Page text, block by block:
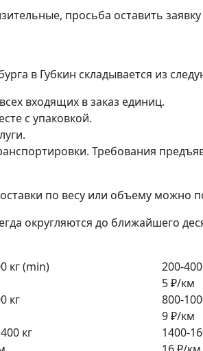
просьба оставить
в Губкин складывается из
входящих в заказ единиц.
с упаковкой.
Требования
по весу или объему можно
округляются до ближайшего
кг (min)
200-
5 ₽/км
кг
800-
9 ₽/км
кг
1400-